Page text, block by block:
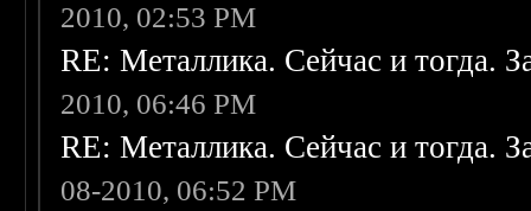
2010, 02:53 PM
RE: Металлика. Сейчас и тогда.
2010, 06:46 PM
RE: Металлика. Сейчас и тогда.
08-2010, 06:52 PM